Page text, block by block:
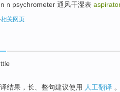
n psychrometer 通风干湿表
相关网页
结果，长、整句建议使用 人工翻译